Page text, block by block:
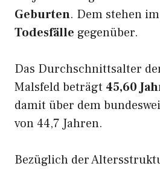
Geburten. Dem stehen
Todesfälle gegenüber.
Das Durchschnittsalter
Malsfeld beträgt 45,60
damit über dem
von 44,7 Jahren.
Bezüglich der